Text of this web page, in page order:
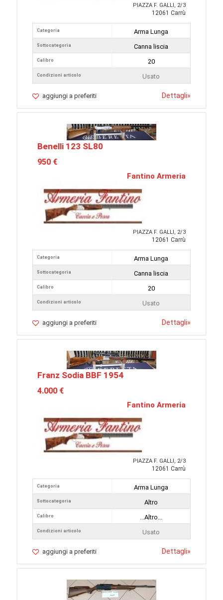
PIAZZA F. GALLI, 2/3
12061 Carrù
Categoria
Sottocategoria
Calibro
Condizioni articolo
Arma Lunga
Canna liscia
20
Usato
aggiungi a preferiti Dettagli»
Benelli 123 SL80
950 €
Fantino Armeria
PIAZZA F. GALLI, 2/3
12061 Carrù
Categoria
Sottocategoria
Calibro
Condizioni articolo
Arma Lunga
Canna liscia
20
Usato
aggiungi a preferiti Dettagli»
Franz Sodia BBF 1954
4.000 €
Fantino Armeria
PIAZZA F. GALLI, 2/3
12061 Carrù
Categoria
Sottocategoria
Calibro
Condizioni articolo
Arma Lunga
Altro
...Altro...
Usato
aggiungi a preferiti Dettagli»